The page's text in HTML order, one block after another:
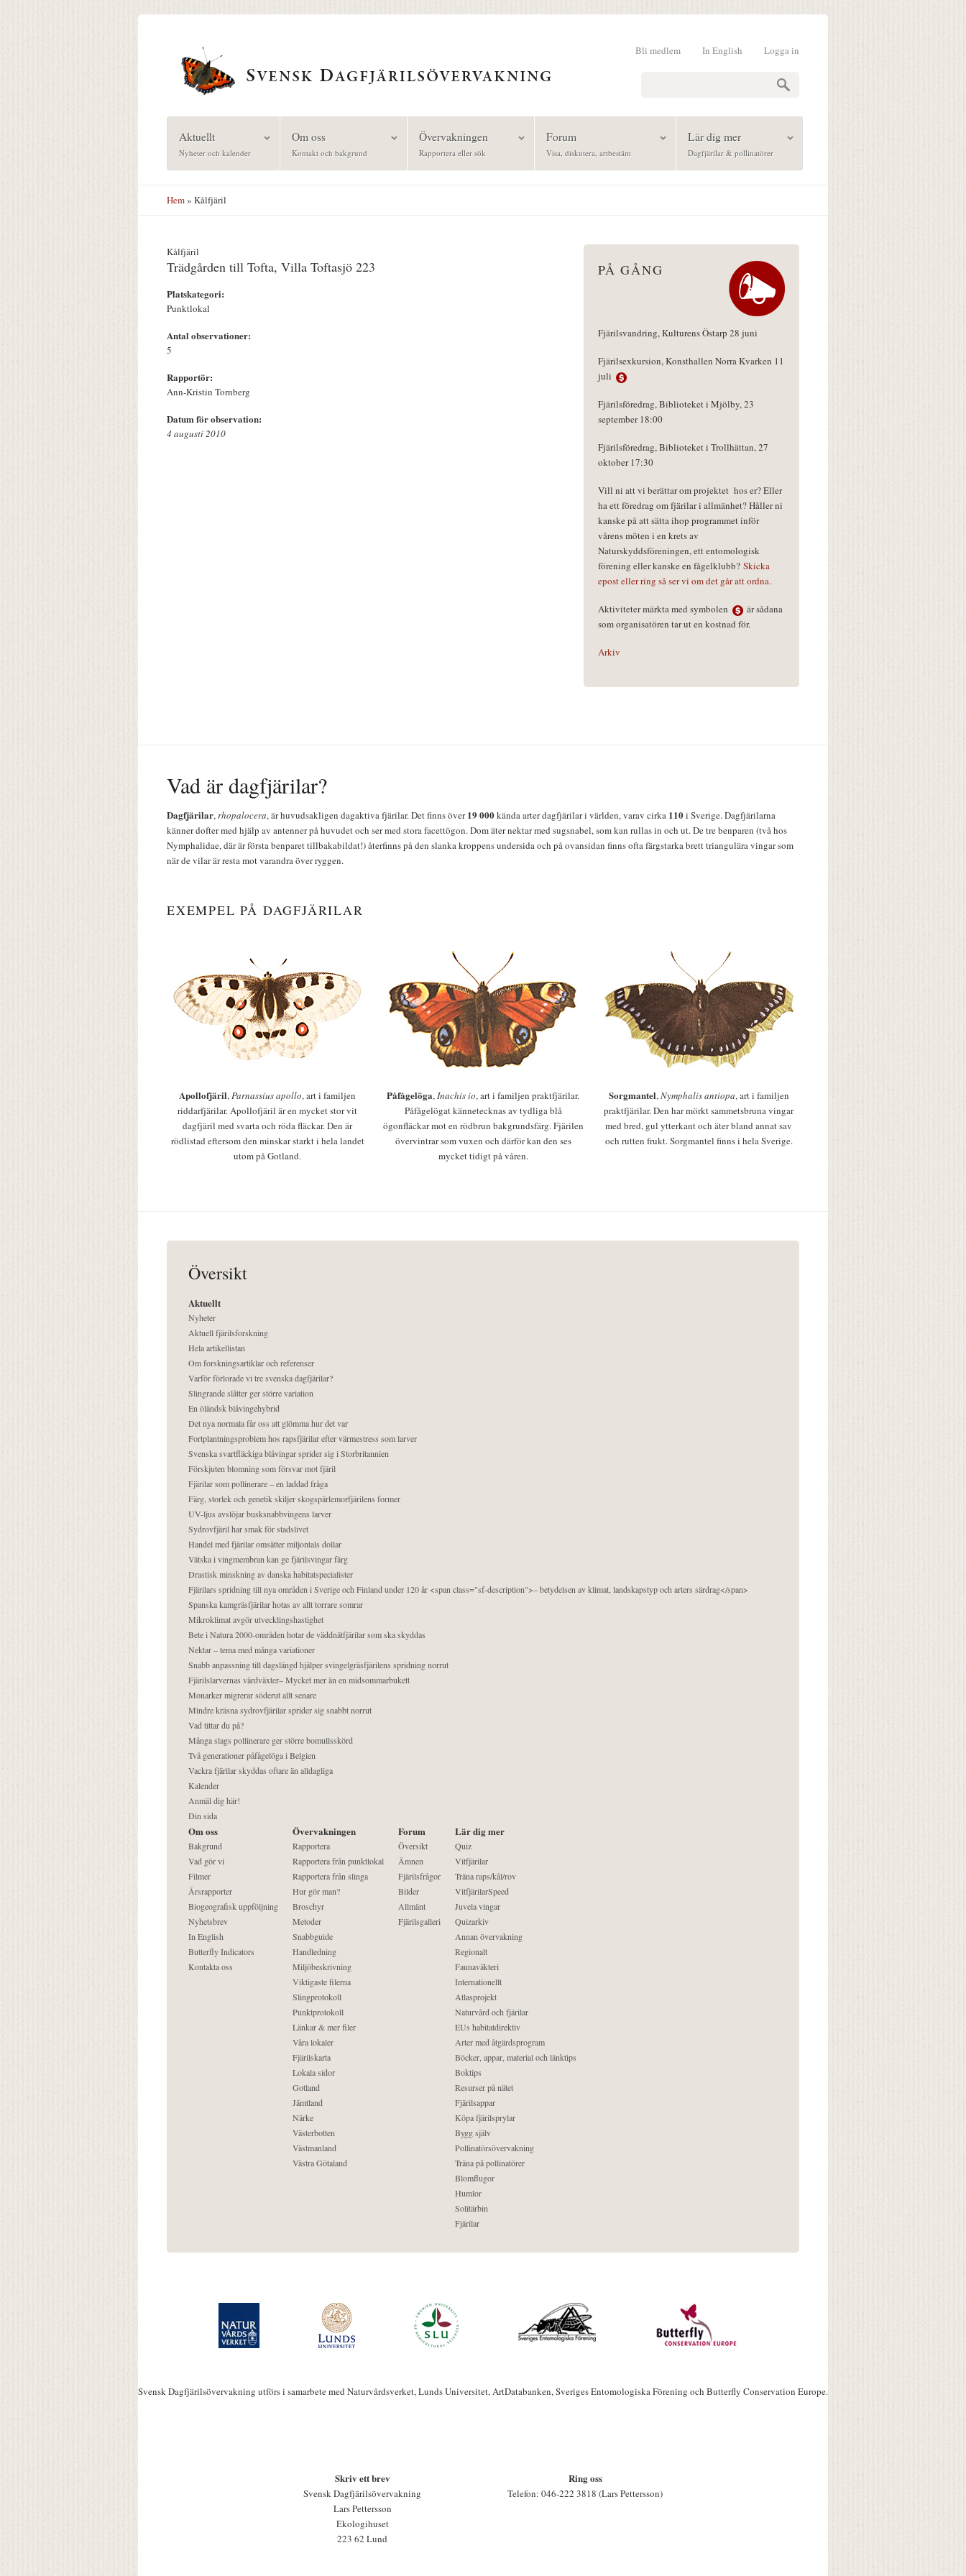
Logga in
In English
Bli medlem
Aktuellt
Nyheter och kalender
Om oss
Kontakt och bakgrund
Övervakningen
Rapportera eller sök
Forum
Visa, diskutera, artbestäm
Lär dig mer
Dagfjärilar & pollinatörer
Hem» Kålfjäril
Kålfjäril
Trädgården till Tofta, Villa Toftasjö 223
Platskategori:
Punktlokal
Antal observationer:
5
Rapportör:
Ann-Kristin Tornberg
Datum för observation:
4 augusti 2010
PÅ GÅNG
Fjärilsvandring, Kulturens Östarp 28 juni
Fjärilsexkursion, Konsthallen Norra Kvarken 11
juli
Fjärilsföredrag, Biblioteket i Mjölby, 23
september 18:00
Fjärilsföredrag, Biblioteket i Trollhättan, 27
oktober 17:30
Vill ni att vi berättar om projektet hos er? Eller
ha ett föredrag om fjärilar i allmänhet? Håller ni
kanske på att sätta ihop programmet inför
vårens möten i en krets av
Naturskyddsföreningen, ett entomologisk
förening eller kanske en fågelklubb? Skicka
epost eller ring så ser vi om det går att ordna.
Aktiviteter märkta med symbolen
är sådana
som organisatören tar ut en kostnad för.
Arkiv
Vad är dagfjärilar?
Dagfjärilar,rhopalocera, är huvudsakligen dagaktiva fjärilar. Det finns över19 000kända arter dagfjärilar i världen, varav cirka 110i Sverige. Dagfjärilarna
känner dofter med hjälp av antenner på huvudet och ser med stora facettögon. Dom äter nektar med sugsnabel, som kan rullas in och ut. De tre benparen (två hos
Nymphalidae, där är första benparet tillbakabildat!) återfinns på den slanka kroppens undersida och på ovansidan finns ofta färgstarka brett triangulära vingar som
när de vilar är resta mot varandra över ryggen.
EXEMPEL PÅ DAGFJÄRILAR
Apollofjäril,Parnassius apollo, art i familjen
riddarfjärilar. Apollofjäril är en mycket stor vit
dagfjäril med svarta och röda fläckar. Den är
rödlistad eftersom den minskar starkt i hela landet
utom på Gotland.
Påfågelöga,Inachis io, art i familjen praktfjärilar.
Påfågelögat kännetecknas av tydliga blå
ögonfläckar mot en rödbrun bakgrundsfärg. Fjärilen
övervintrar som vuxen och därför kan den ses
mycket tidigt på våren.
Sorgmantel,Nymphalis antiopa, art i familjen
praktfjärilar. Den har mörkt sammetsbruna vingar
med bred, gul ytterkant och äter bland annat sav
och rutten frukt. Sorgmantel finns i hela Sverige.
Översikt
Aktuellt
Nyheter
Aktuell fjärilsforskning
Hela artikellistan
Om forskningsartiklar och referenser
Varför förlorade vi tre svenska dagfjärilar?
Slingrande slåtter ger större variation
En öländsk blåvingehybrid
Det nya normala får oss att glömma hur det var
Fortplantningsproblem hos rapsfjärilar efter värmestress som larver
Svenska svartfläckiga blåvingar sprider sig i Storbritannien
Förskjuten blomning som försvar mot fjäril
Fjärilar som pollinerare – en laddad fråga
Färg, storlek och genetik skiljer skogspärlemorfjärilens former
UV-ljus avslöjar busksnabbvingens larver
Sydrovfjäril har smak för stadslivet
Handel med fjärilar omsätter miljontals dollar
Vätska i vingmembran kan ge fjärilsvingar färg
Drastisk minskning av danska habitatspecialister
Fjärilars spridning till nya områden i Sverige och Finland under 120 år <span class="sf-description">– betydelsen av klimat, landskapstyp och arters särdrag</span>
Spanska kamgräsfjärilar hotas av allt torrare somrar
Mikroklimat avgör utvecklingshastighet
Bete i Natura 2000-områden hotar de väddnätfjärilar som ska skyddas
Nektar – tema med många variationer
Snabb anpassning till dagslängd hjälper svingelgräsfjärilens spridning norrut
Fjärilslarvernas värdväxter– Mycket mer än en midsommarbukett
Monarker migrerar söderut allt senare
Mindre kräsna sydrovfjärilar sprider sig snabbt norrut
Vad tittar du på?
Många slags pollinerare ger större bomullsskörd
Två generationer påfågelöga i Belgien
Vackra fjärilar skyddas oftare än alldagliga
Kalender
Anmäl dig här!
Din sida
Om oss
Bakgrund
Vad gör vi
Filmer
Årsrapporter
Biogeografisk uppföljning
Nyhetsbrev
In English
Butterfly Indicators
Kontakta oss
Övervakningen
Rapportera
Rapportera från punktlokal
Rapportera från slinga
Hur gör man?
Broschyr
Metoder
Snabbguide
Handledning
Miljöbeskrivning
Viktigaste filerna
Slingprotokoll
Punktprotokoll
Länkar & mer filer
Våra lokaler
Fjärilskarta
Lokala sidor
Gotland
Jämtland
Närke
Västerbotten
Västmanland
Västra Götaland
Forum
Översikt
Ämnen
Fjärilsfrågor
Bilder
Allmänt
Fjärilsgalleri
Lär dig mer
Quiz
Vitfjärilar
Träna raps/kål/rov
VitfjärilarSpeed
Juvela vingar
Quizarkiv
Annan övervakning
Regionalt
Faunaväkteri
Internationellt
Atlasprojekt
Naturvård och fjärilar
EUs habitatdirektiv
Arter med åtgärdsprogram
Böcker, appar, material och länktips
Boktips
Resurser på nätet
Fjärilsappar
Köpa fjärilsprylar
Bygg själv
Pollinatörsövervakning
Träna på pollinatörer
Blomflugor
Humlor
Solitärbin
Fjärilar
Svensk Dagfjärilsövervakning utförs i samarbete med Naturvårdsverket, Lunds Universitet, ArtDatabanken, Sveriges Entomologiska Förening och Butterfly Conservation Europe.
Skriv ett brev
Svensk Dagfjärilsövervakning
Lars Pettersson
Ekologihuset
223 62 Lund
Ring oss
Telefon: 046-222 3818 (Lars Pettersson)